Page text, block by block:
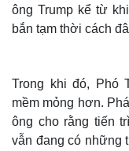
ông Trump kể từ
bắn tạm thời cách
Trong khi đó, Phó
mềm mỏng hơn.
ông cho rằng tiến
vẫn đang có những